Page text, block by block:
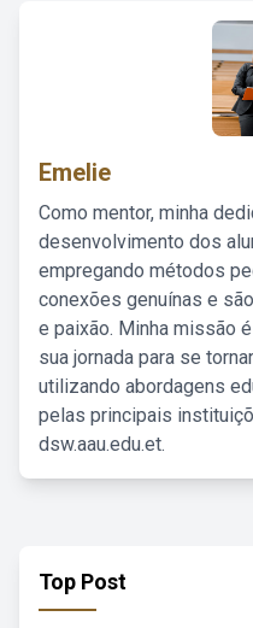
Emelie
Como mentor, minha
desenvolvimento dos
empregando métodos
conexões genuínas e
e paixão. Minha missão
sua jornada para se
utilizando abordagens
pelas principais
dsw.aau.edu.et.
Top Post